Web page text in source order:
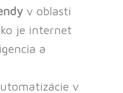
v oblasti
je internet
a
v